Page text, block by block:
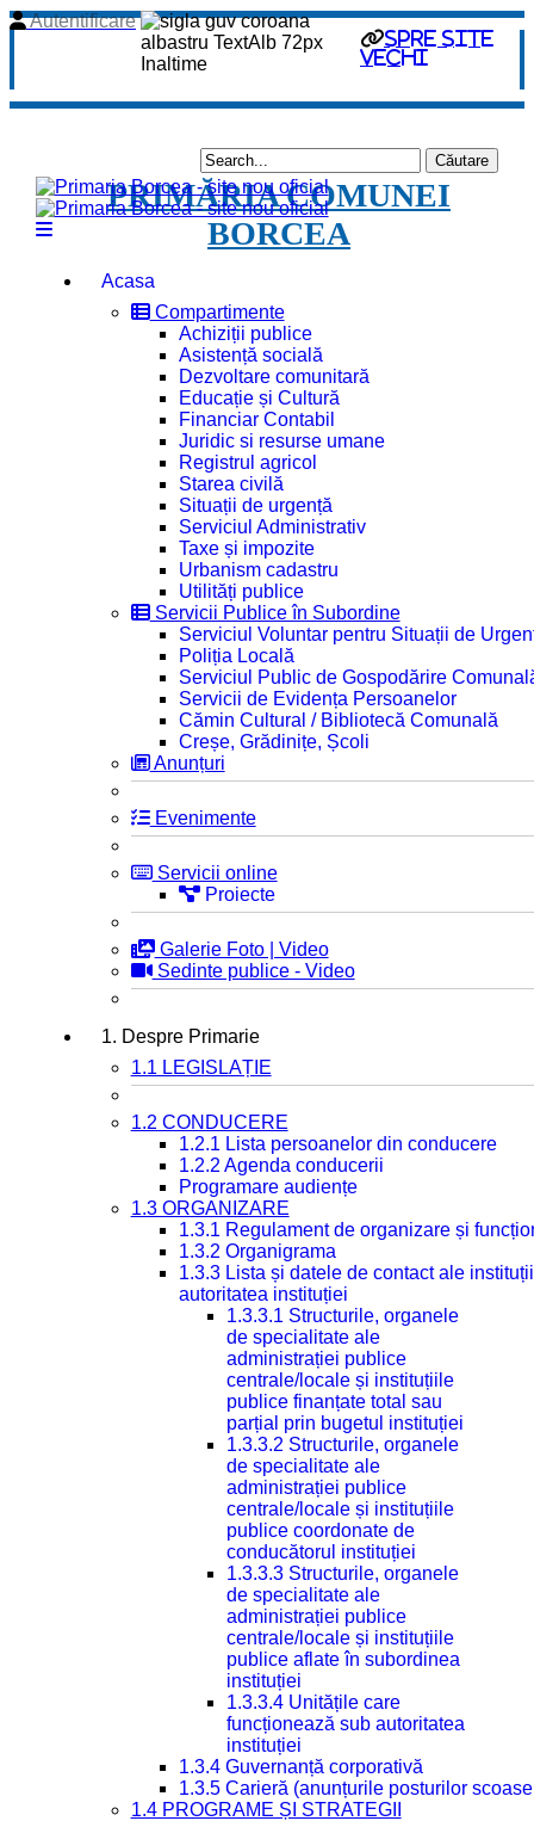
spre site
vechi
Autentificare
PRIMĂRIA COMUNEI
BORCEA
Acasa
Compartimente
Achiziții publice
Asistență socială
Dezvoltare comunitară
Educație și Cultură
Financiar Contabil
Juridic si resurse umane
Registrul agricol
Starea civilă
Situații de urgență
Serviciul Administrativ
Taxe și impozite
Urbanism cadastru
Utilități publice
Servicii Publice în Subordine
Serviciul Voluntar pentru Situații de
Poliția Locală
Serviciul Public de Gospodărire
Servicii de Evidența Persoanelor
Cămin Cultural / Bibliotecă Comunală
Creșe, Grădinițe, Școli
Anunțuri
Evenimente
Servicii online
Proiecte
Galerie Foto | Video
Sedinte publice - Video
1. Despre Primarie
1.1 LEGISLAȚIE
1.2 CONDUCERE
1.2.1 Lista persoanelor din conducere
1.2.2 Agenda conducerii
Programare audiențe
1.3 ORGANIZARE
1.3.1 Regulament de organizare și
1.3.2 Organigrama
1.3.3 Lista și datele de contact ale
autoritatea instituției
1.3.3.1 Structurile, organele
de specialitate ale
administrației publice
centrale/locale și instituțiile
publice finanțate total sau
parțial prin bugetul instituției
1.3.3.2 Structurile, organele
de specialitate ale
administrației publice
centrale/locale și instituțiile
publice coordonate de
conducătorul instituției
1.3.3.3 Structurile, organele
de specialitate ale
administrației publice
centrale/locale și instituțiile
publice aflate în subordinea
instituției
1.3.3.4 Unitățile care
funcționează sub autoritatea
instituției
1.3.4 Guvernanță corporativă
1.3.5 Carieră (anunțurile posturilor
1.4 PROGRAME ȘI STRATEGII